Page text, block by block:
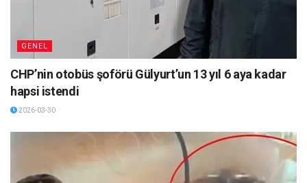
GENEL
CHP’nin otobüs şoförü Gülyurt’un 13 yıl 6 aya kadar
hapsi istendi
2026-03-30